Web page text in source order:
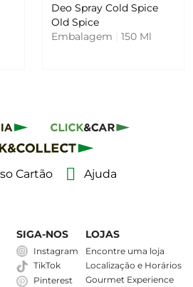
Deo Spray Cold Spice
Old Spice
Embalagem
150 Ml
Cartão Ajuda
SIGA-NOS
Instagram
TikTok
Pinterest
LOJAS
Encontre uma loja
Localização e Horários
Gourmet Experience